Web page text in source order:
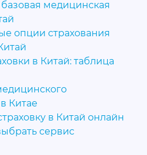
медицинская
опции страхования
в Китай: таблица
Китае
в Китай онлайн
сервис